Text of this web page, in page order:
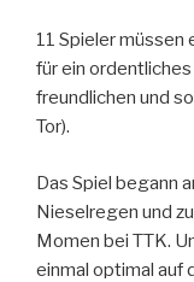
11 Spieler müssen
für ein
freundlichen und
Tor).
Das Spiel begann
Nieselregen und
Momen bei TTK.
einmal optimal auf